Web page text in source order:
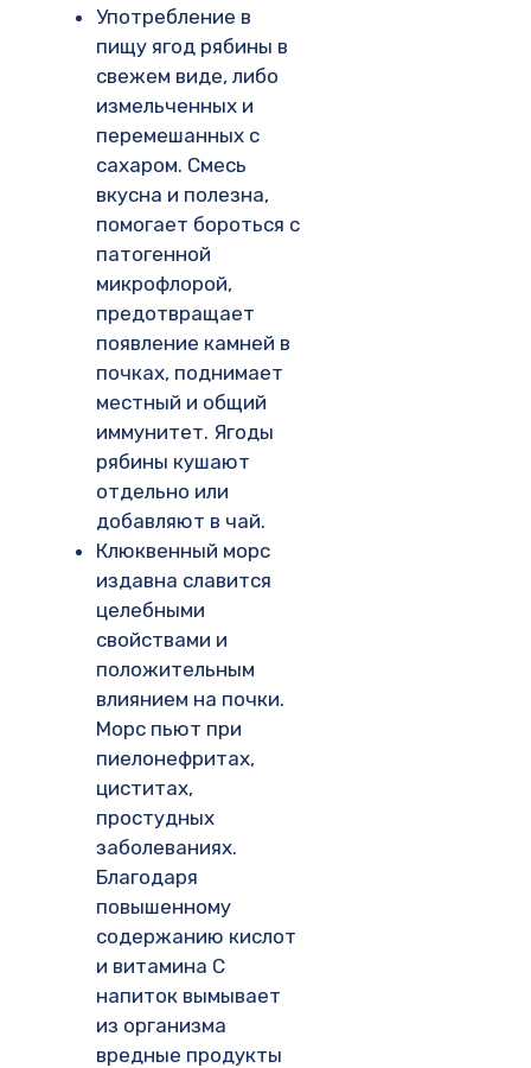
Употребление в
пищу ягод рябины в
свежем виде, либо
измельченных и
перемешанных с
сахаром. Смесь
вкусна и полезна,
помогает бороться с
патогенной
микрофлорой,
предотвращает
появление камней в
почках, поднимает
местный и общий
иммунитет. Ягоды
рябины кушают
отдельно или
добавляют в чай.
Клюквенный морс
издавна славится
целебными
свойствами и
положительным
влиянием на почки.
Морс пьют при
пиелонефритах,
циститах,
простудных
заболеваниях.
Благодаря
повышенному
содержанию кислот
и витамина С
напиток вымывает
из организма
вредные продукты